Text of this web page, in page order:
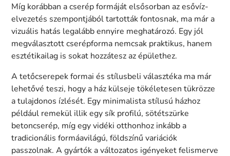
Míg korábban a cserép formáját elsősorban az esővíz-
elvezetés szempontjából tartották fontosnak, ma már a
vizuális hatás legalább ennyire meghatározó. Egy jól
megválasztott cserépforma nemcsak praktikus, hanem
esztétikailag is sokat hozzátesz az épülethez.
A tetőcserepek formai és stílusbeli választéka ma már
lehetővé teszi, hogy a ház külseje tökéletesen tükrözze
a tulajdonos ízlését. Egy minimalista stílusú házhoz
például remekül illik egy sík profilú, sötétszürke
betoncserép, míg egy vidéki otthonhoz inkább a
tradicionális formáavilágú, földszínű variációk
passzolnak. A gyártók a változatos igényeket felismerve